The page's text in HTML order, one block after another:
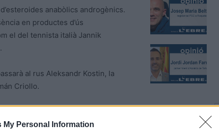
My Personal Information
anabòlics androgènics.
en productes d’ús
el del tennista italià Jannik
al rus Aleksandr Kostin, la
Criollo.
de l’atletisme paralímpic
discapacitat visual, va debutar als